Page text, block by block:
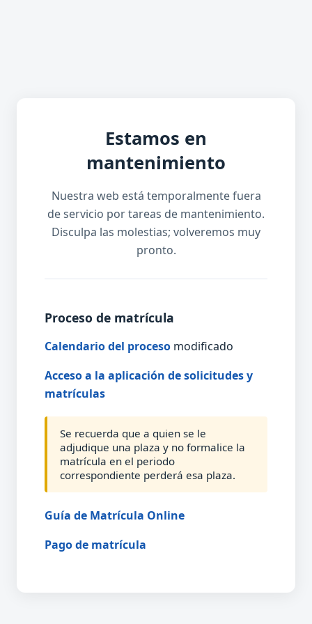
Estamos en
mantenimiento
Nuestra web está temporalmente fuera
de servicio por tareas de mantenimiento.
Disculpa las molestias; volveremos muy
pronto.
Proceso de matrícula
Calendario del proceso modificado
Acceso a la aplicación de solicitudes y
matrículas
Se recuerda que a quien se le
adjudique una plaza y no formalice la
matrícula en el periodo
correspondiente perderá esa plaza.
Guía de Matrícula Online
Pago de matrícula